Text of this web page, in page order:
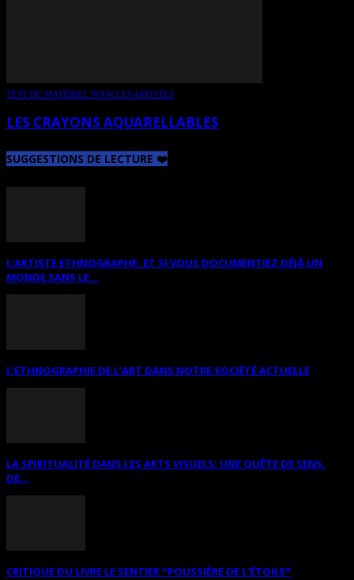
TEST DE MATÉRIEL POUR LES ARTISTES
LES CRAYONS AQUARELLABLES
SUGGESTIONS DE LECTURE ❤️
L’ARTISTE ETHNOGRAPHE: ET SI VOUS DOCUMENTIEZ DÉJÀ UN
MONDE SANS LE...
L’ETHNOGRAPHIE DE L’ART DANS NOTRE SOCIÉTÉ ACTUELLE
LA SPIRITUALITÉ DANS LES ARTS VISUELS: UNE QUÊTE DE SENS,
DE...
CRITIQUE DU LIVRE LE SENTIER *POUSSIÈRE DE L’ÉTOILE*